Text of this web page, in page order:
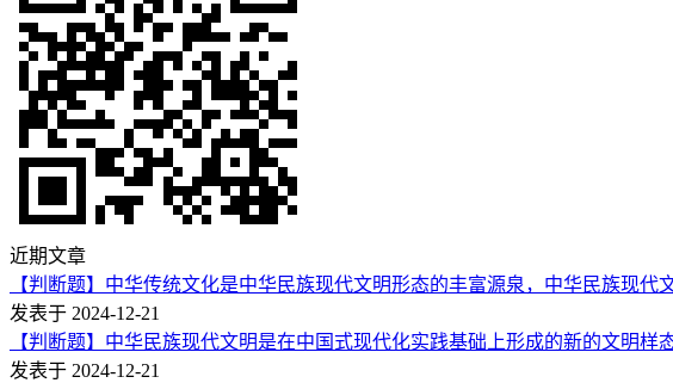
近期文章
【判断题】中华传统文化是中华民族现代文明形态的丰富源泉，中华民族现
发表于 2024-12-21
【判断题】中华民族现代文明是在中国式现代化实践基础上形成的新的文明样态
发表于 2024-12-21